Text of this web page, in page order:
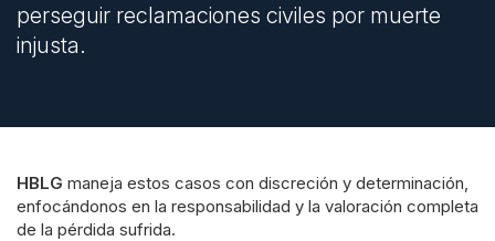
perseguir reclamaciones civiles por muerte
injusta.
HBLG maneja estos casos con discreción y determinación,
enfocándonos en la responsabilidad y la valoración completa
de la pérdida sufrida.